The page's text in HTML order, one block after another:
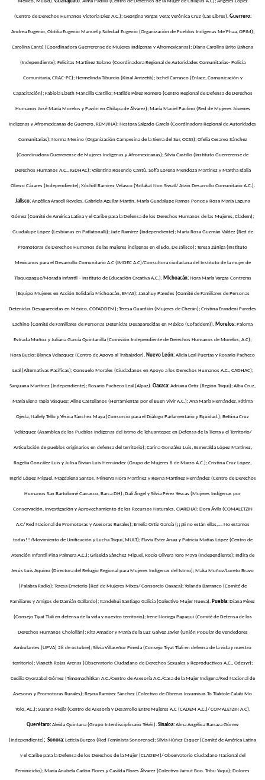
(Centro de Derechos Humanos Victoria Diez A.C.); Georgina Vargas Vera; Verónica Cruz (Las Libres). Guerrero:
Andrea Eugenio, Obtilia Eugenio Manuel y Soledad Eugenio (Organización de Pueblos Indígenas Me'Phaa, OPIM);
Carolina Cantú (Coordinadora Guerrerense de Mujeres Indígenas y Afromexicanas); Diana Carolina Brito Bahena
(Independiente); Felicitas Martínez Solano (Coordinadora Regional de Autoridades Comunitarias- Policía
Comunitaria, CRAC-PC); Hermelinda Tiburcio (Kinal Antzetik); Ixchel Carrasco (Enlace, Comunicación y
Capacitación); Fabiola Lizeth Mancilla Castillo; Matilde Pérez Romero (Centro Regional de Defensa de Derechos
Humanos José María Morelos y Pavón en Chilapa de Álvarez); María Maciel Paulino (Red de Mujeres Jóvenes
Indígenas y Afromexicanas de Guerrero, REMJINA); Nestora Salgado García (Coordinadora Regional de Autoridades
Comunitarias); Norma Mesino (Organización Campesina de la Sierra del Sur, OCSS); Ofelia Cesareo Sánchez
(Coordinadora Guerrerense de Mujeres Indígenas y Afromexicanas); Silvia Castillo (Instituto Guerrerense de
Derechos Humanos A.C., IGDHAC); Valentina Rosendo Cantú, Sofía Lorena Mendoza Martinez y Martha Idalia
Obezo Cázares (Independiente); Xóchitl Ramírez Velasco (Yotlakat Non Siwatl/ Atzin Desarrollo Comunitario A.C.).
Jalisco:Angélica Araceli Reveles, Gabriela Aguilar Martín, María Guadalupe Ramos Ponce y Rosa María Laguna
Gómez (Comité de América Latina y el Caribe para la Defensa de los Derechos Humanos de las Mujeres, Cladem);
Guadalupe López (Lesbianas en Patlatonalli); Jade Ramírez (Independiente); María Rosa Guzmán Valdez (Red de
Promotoras de Derechos Humanos de las mujeres indígenas en el Edo. De Jalisco); Teresa Zúñiga (Instituto
Mexicanos para el Desarrollo Comunitario A.C (IMDEC A.C)/Consultora ciudadana del Instituto de la mujer de
Tlaquepaque/Morada Infantil – Instituto de Educación Creativa A.C.). Michoacán:Nora María Vargas Contreras
(Equipo Mujeres en Acción Solidaria Michoacán, EMAS); Janahuy Paredes (Comité de Familiares de Personas
Detenidas Desaparecidas en México, COFADDEM); Teresa Guardián (Mujeres de Cherán); Cristina Erandeni Paredes
Lachino (Comité de Familiares de Personas Detenidas Desaparecidas en México (Cofaddem)). Morelos: Paloma
Estrada Muñoz y Juliana García Quintanilla (Comisión Independiente de Derechos Humanos de Morelos, A.C);
Nora Bucio; Blanca Velazquez (Centro de Apoyo al Trabajador). Nuevo León: Alicia Leal Puertas y Rosario Pacheco
Leal (Alternativas Pacíficas); Consuelo Morales (Ciudadanos en Apoyo a los Derechos Humanos A.C., CADHAC);
Sanjuana Martínez (Independiente); Rosario Pacheco Leal (Alpaz). Oaxaca: Adriana Ortiz (Región Triqui); Alba Cruz,
María Elena Tapia Vásquez; Aline Castellanos (Herramientas por el Buen Vivir A.C.); Ana María Hernández, Fátima
Ojeda, Nallely Tello y Yésica Sánchez Maya (Consorcio para el Diálogo Parlamentario y Equidad.); Bettina Cruz
Velázquez (Asamblea de los Pueblos Indígenas del Istmo de Tehuantepec en Defensa de la Tierra y el Territorio/
Articulación de pueblos originarios en defensa del territorio); Carina González Luis, Esmeralda López Martínez,
Rogelia González Luis y Julisa Bivian Luis Hernández (Grupo de Mujeres 8 de Marzo A.C.); Cristina Cruz López,
Ingrid López Miguel, Magdalena Santos, Minerva Nora Martínez y Reyna Martínez Hernández (Centro de Derechos
Humanos San Bartolomé Carrasco, Barca DH); Dalí Ángel y Silvia Pérez Yescas (Mujeres Indígenas por
Conservación, Investigación y Aprovechamiento de los Recursos Naturales, CIARENA); Dora Ávila (COMALETZIN
A.C/ Red Nacional de Promotoras y Asesoras Rurales); Emelia Ortiz García (¡¡¡Si no están ellas,…. No estamos
todas!!!/Movimiento de Unificación y Lucha Triqui, MULT); Flavia Ester Anau y Patricia Matías López (Centro de
Atención Infantil Piña Palmera A.C.); Griselda Sánchez Miguel, Rocío Olivera Toro Maya (Independiente); Indira de
Jesús Luis Aquino (Directora del Refugio Regional para Mujeres Indígenas del Istmo); Maka Muñoz/Loreto Bravo
(Palabra Radio); Teresa Emeterio (Red de Mujeres Mixes/ Consorcio Oaxaca); Yolanda Barranco (Comité de
Familiares y Amigos de Damián Gallardo); Itandehui Santiago Galicia (Colectivo Mujer Nueva). Puebla: Diana Pérez
(Consejo Tiyat Tlali en defensa de la vida y nuestro territorio); Irene Noriega Papaqui (Comité de Defensa de los
Derechos Humanos Cholollán); Rita Amador y María de la Luz Galvez Javier (Unión Popular de Vendedores
Ambulantes (UPVA) 28 de octubre); Silvia Villaseñor Pineda (Consejo Tiyat Tlali en defensa de la vida y nuestro
territorio); Vianeth Rojas Arenas (Observatorio Ciudadano de Derechos Sexuales y Reproductivos A.C., Odesyr);
Cecilia Oyorzabal Gómez (Timomachitkan A.C./Centro de Asesoría A.C./Casa de la Mujer Indígena/Red Nacional de
Asesoras y Promotoras Rurales); Reyna Ramírez Sánchez (Colectivo de Obreras Insumisas To Tlaktole Calaki Mo
Yolo, AC.); Susana Mejía (Centro de Asesoría y Desarrollo Entre Mujeres A.C (CADEM A.C.)/ COMALETZIN A.C).
Querétaro:Aleida Quintana (Grupo Interdisciplinario Tékéi ). Sinaloa:Alma Angélica Barraza Gómez
(Independiente); Sonora: Leticia Burgos (Red Feminista Sonorense); Silvia Núñez Esquer (Comité de América Latina
y el Caribe para la Defensa de los Derechos de la Mujer (CLADEM)/ Observatorio Ciudadano Nacional del
Feminicidio); María Anabela Carlón Flores y Casilda Flores Álvarez (Colectivo Jamut Boo. Tribu Yaqui); Dolores